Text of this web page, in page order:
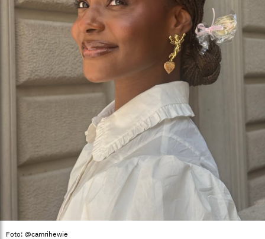
Foto: @camrihewie